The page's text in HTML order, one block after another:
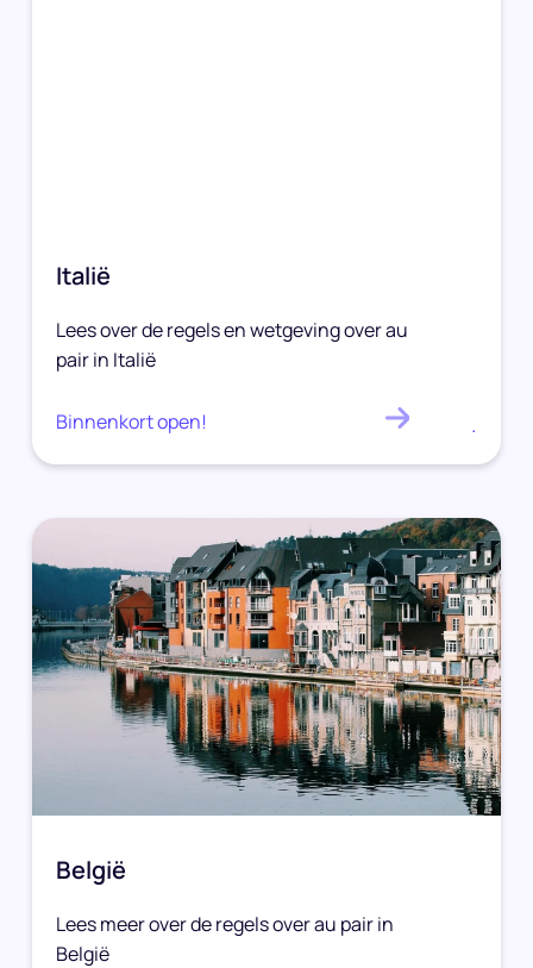
Italië
Lees over de regels en wetgeving over au
pair in Italië
Binnenkort open! .
België
Lees meer over de regels over au pair in
België